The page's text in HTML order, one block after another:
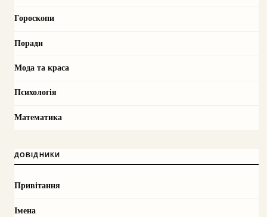
Гороскопи
Поради
Мода та краса
Психологія
Математика
ДОВІДНИКИ
Привітання
Імена